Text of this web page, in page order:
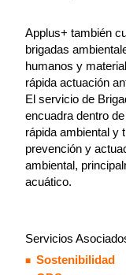
Applus+ también
brigadas
humanos y
rápida actuación
El servicio de
encuadra dentro
rápida ambiental y
prevención y
ambiental,
acuático.
Servicios
Sostenibilidad